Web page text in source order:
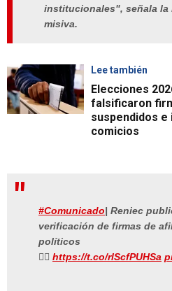
institucionales", señala
misiva.
Lee también
Elecciones
falsificaron
suspendidos
comicios
#Comunicado| Reniec
verificación de firmas de
políticos
👉🏻 https://t.co/rlScfPUHSa